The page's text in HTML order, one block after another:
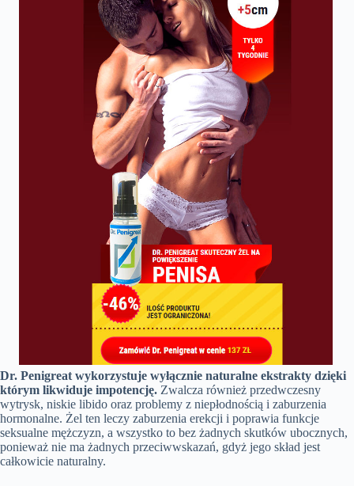
Dr. Penigreat wykorzystuje wyłącznie naturalne ekstrakty dzięki
którym likwiduje impotencję. Zwalcza również przedwczesny
wytrysk, niskie libido oraz problemy z niepłodnością i zaburzenia
hormonalne. Żel ten leczy zaburzenia erekcji i poprawia funkcje
seksualne mężczyzn, a wszystko to bez żadnych skutków ubocznych,
ponieważ nie ma żadnych przeciwwskazań, gdyż jego skład jest
całkowicie naturalny.